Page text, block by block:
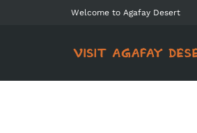
Welcome to Agafay Desert